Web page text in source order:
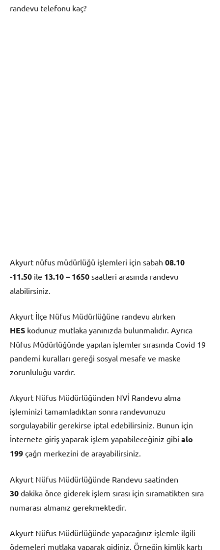
randevu telefonu kaç?
Akyurt nüfus müdürlüğü işlemleri için sabah 08.10
-11.50 ile 13.10 – 1650 saatleri arasında randevu
alabilirsiniz.
Akyurt İlçe Nüfus Müdürlüğüne randevu alırken
HES kodunuz mutlaka yanınızda bulunmalıdır. Ayrıca
Nüfus Müdürlüğünde yapılan işlemler sırasında Covid 19
pandemi kuralları gereği sosyal mesafe ve maske
zorunluluğu vardır.
Akyurt Nüfus Müdürlüğünden NVİ Randevu alma
işleminizi tamamladıktan sonra randevunuzu
sorgulayabilir gerekirse iptal edebilirsiniz. Bunun için
İnternete giriş yaparak işlem yapabileceğiniz gibi alo
199 çağrı merkezini de arayabilirsiniz.
Akyurt Nüfus Müdürlüğünde Randevu saatinden
30 dakika önce giderek işlem sırası için sıramatikten sıra
numarası almanız gerekmektedir.
Akyurt Nüfus Müdürlüğünde yapacağınız işlemle ilgili
ödemeleri mutlaka yaparak gidiniz. Örneğin kimlik kartı